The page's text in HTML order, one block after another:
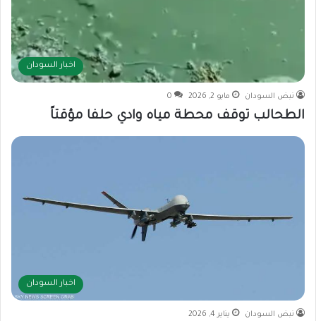
اخبار السودان
نبض السودان مايو 2, 2026 0
الطحالب توقف محطة مياه وادي حلفا مؤقتاً
اخبار السودان
نبض السودان يناير 4, 2026